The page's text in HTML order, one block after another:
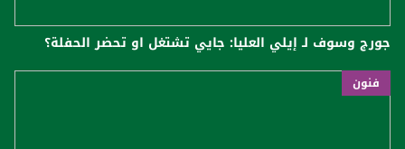
جورج وسوف لـ إيلي العليا: جايي تشتغل او تحضر الحفلة؟
فنون